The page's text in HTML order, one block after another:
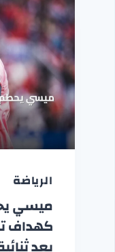
الرياضة
ميسي
كهداف
بعد